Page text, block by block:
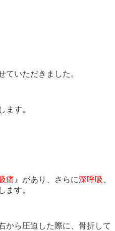
ていただきました。
ます。
痛 』 があり、さらに深呼吸
ます。
から圧迫した際に、骨折して